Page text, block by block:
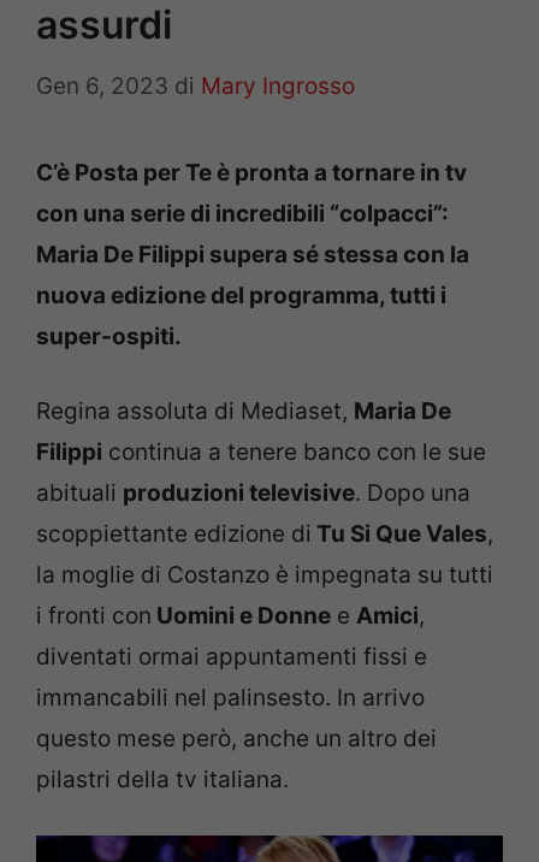
assurdi
Gen 6, 2023 di Mary Ingrosso
C’è Posta per Te è pronta a tornare in tv
con una serie di incredibili “colpacci”:
Maria De Filippi supera sé stessa con la
nuova edizione del programma, tutti i
super-ospiti.
Regina assoluta di Mediaset, Maria De
Filippi continua a tenere banco con le sue
abituali produzioni televisive. Dopo una
scoppiettante edizione di Tu Si Que Vales,
la moglie di Costanzo è impegnata su tutti
i fronti con Uomini e Donne e Amici,
diventati ormai appuntamenti fissi e
immancabili nel palinsesto. In arrivo
questo mese però, anche un altro dei
pilastri della tv italiana.